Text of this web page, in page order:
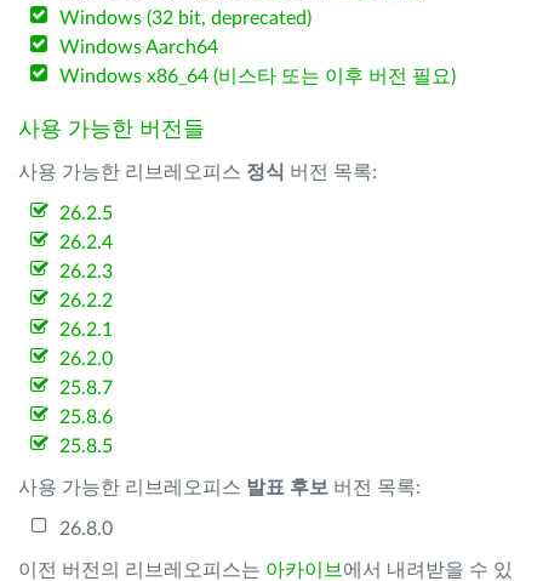
Windows (32 bit, deprecated)
Windows Aarch64
Windows x86_64 (비스타 또는 이후 버전 필요)
사용 가능한 버전들
사용 가능한 리브레오피스 정식 버전 목록:
26.2.5
26.2.4
26.2.3
26.2.2
26.2.1
26.2.0
25.8.7
25.8.6
25.8.5
사용 가능한 리브레오피스 발표 후보 버전 목록:
26.8.0
이전 버전의 리브레오피스는 아카이브 에서 내려받을 수 있